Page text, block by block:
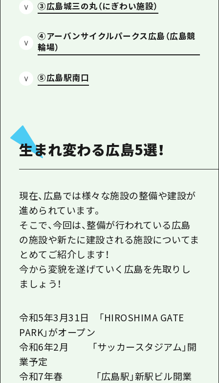
定番
歴史・文化
癒し
自然
宮島周辺
弾丸
半日
愛媛県
島根県
お得な周遊チケット
手荷物預かり・配送サービス
広島おもてなしパス
HIROSHIMA FREE Wi-Fi
ユニバーサルツーリズム
広島県の魅力を動画でご紹介！
よくあるご質問
メディア掲載情報
フォトダウンロード
関連リンク
お問い合わせ
事業者・学校関係者の皆さま
③広島城三の丸（にぎわい施設）
④アーバンサイクルパークス広島（広島競
輪場）
⑤広島駅南口
生まれ変わる広島5選！
現在、広島では様々な施設の整備や建設が
進められています。
そこで、今回は、整備が行われている広島
の施設や新たに建設される施設についてま
とめてご紹介します！
今から変貌を遂げていく広島を先取りし
ましょう！
令和5年3月31日 「HIROSHIMA GATE
PARK」がオープン
令和6年2月 「サッカースタジアム」開
業予定
令和7年春 「広島駅」新駅ビル開業